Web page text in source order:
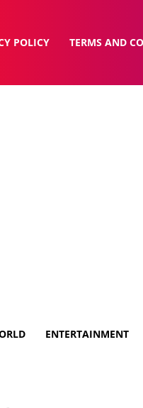
POLICY TERMS AND
ENTERTAINMENT